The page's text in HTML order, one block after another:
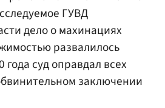
ГУВД
дело о махинациях
развалилось
года суд оправдал всех
заключении